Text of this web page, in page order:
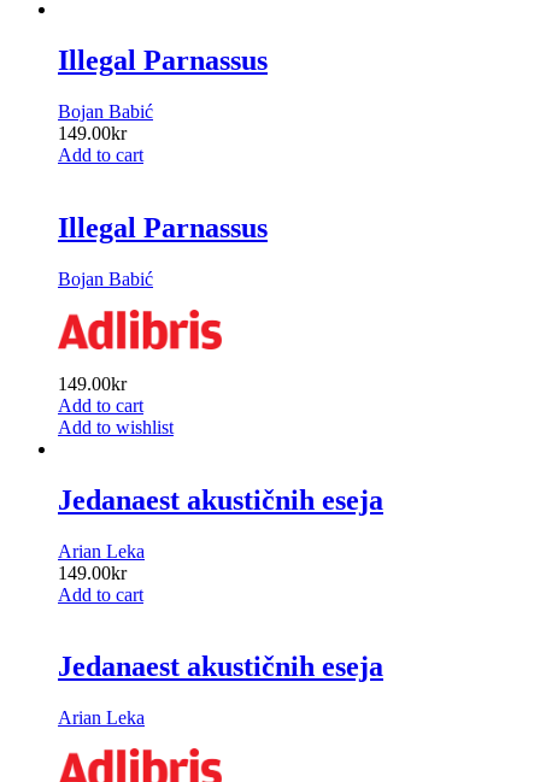
Illegal Parnassus
Bojan Babić
149.00kr
Add to cart
Illegal Parnassus
Bojan Babić
149.00kr
Add to cart
Add to wishlist
Jedanaest akustičnih eseja
Arian Leka
149.00kr
Add to cart
Jedanaest akustičnih eseja
Arian Leka